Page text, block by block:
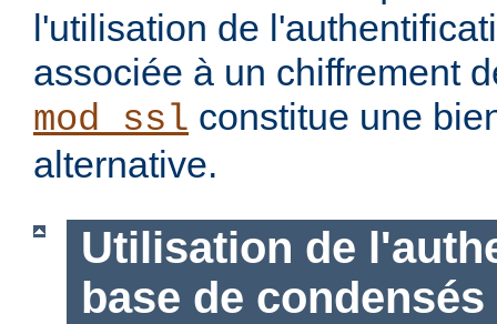
l'utilisation de
associée à un chiffrement
mod_ssl constitue une
alternative.
Utilisation de
base de condensés